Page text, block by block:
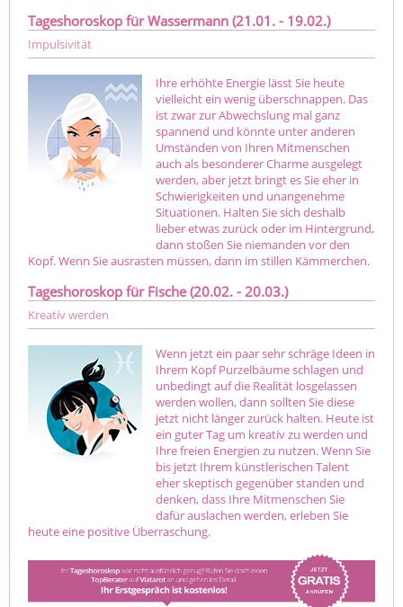
Tageshoroskop für Wassermann (21.01. - 19.02.)
Impulsivität
Ihre erhöhte Energie lässt Sie heute
vielleicht ein wenig überschnappen. Das
ist zwar zur Abwechslung mal ganz
spannend und könnte unter anderen
Umständen von Ihren Mitmenschen
auch als besonderer Charme ausgelegt
werden, aber jetzt bringt es Sie eher in
Schwierigkeiten und unangenehme
Situationen. Halten Sie sich deshalb
lieber etwas zurück oder im Hintergrund,
dann stoßen Sie niemanden vor den
Kopf. Wenn Sie ausrasten müssen, dann im stillen Kämmerchen.
Tageshoroskop für Fische (20.02. - 20.03.)
Kreativ werden
Wenn jetzt ein paar sehr schräge Ideen in
Ihrem Kopf Purzelbäume schlagen und
unbedingt auf die Realität losgelassen
werden wollen, dann sollten Sie diese
jetzt nicht länger zurück halten. Heute ist
ein guter Tag um kreativ zu werden und
Ihre freien Energien zu nutzen. Wenn Sie
bis jetzt Ihrem künstlerischen Talent
eher skeptisch gegenüber standen und
denken, dass Ihre Mitmenschen Sie
dafür auslachen werden, erleben Sie
heute eine positive Überraschung.